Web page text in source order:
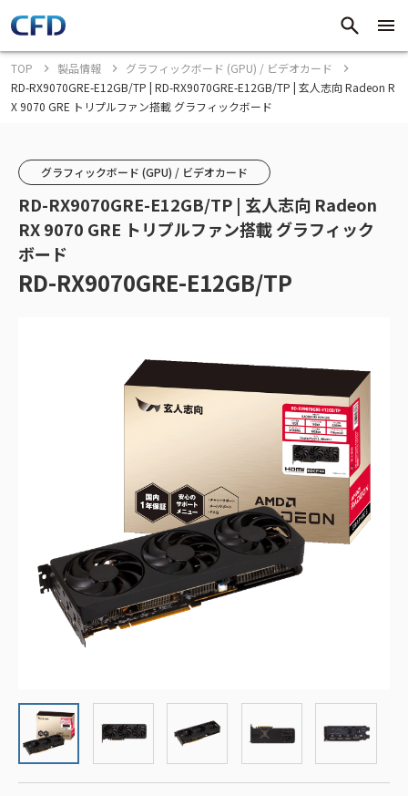
TOP 製品情報
グラフィックボード (GPU) / ビデオカード
RD-RX9070GRE-E12GB/TP | RD-RX9070GRE-E12GB/TP | 玄人志向 Radeon R
X 9070 GRE トリプルファン搭載 グラフィックボード
グラフィックボード (GPU) / ビデオカード
RD-RX9070GRE-E12GB/TP | 玄人志向 Radeon
RX 9070 GRE トリプルファン搭載 グラフィック
ボード
RD-RX9070GRE-E12GB/TP